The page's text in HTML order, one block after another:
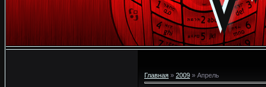
Главная » 2009 » Апрель